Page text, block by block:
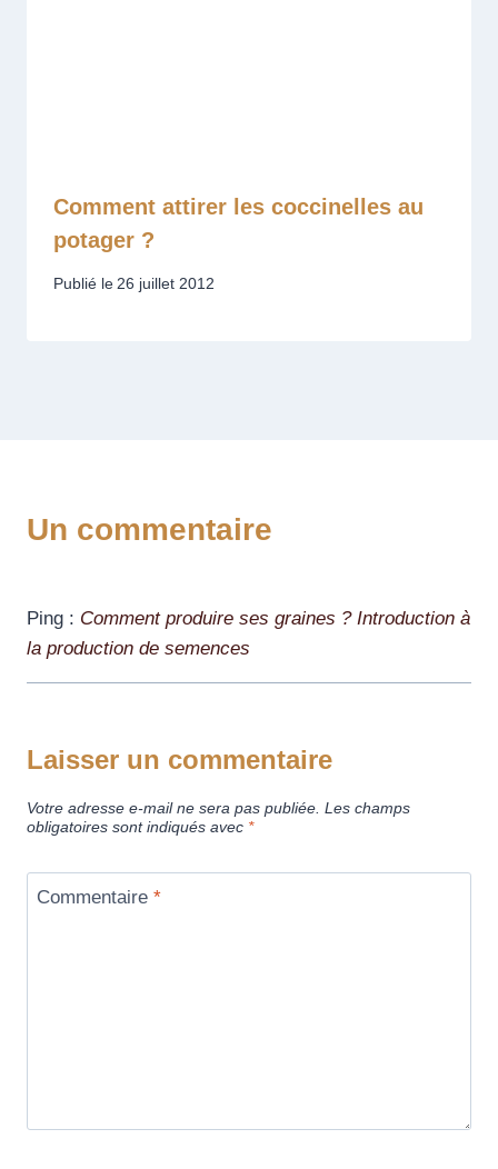
Comment attirer les coccinelles au
potager ?
Publié le 26 juillet 2012
Un commentaire
Ping : Comment produire ses graines ? Introduction à
la production de semences
Laisser un commentaire
Votre adresse e-mail ne sera pas publiée. Les champs
obligatoires sont indiqués avec *
Commentaire *